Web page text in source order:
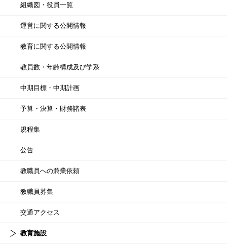
組織図・役員一覧
運営に関する公開情報
教育に関する公開情報
教員数・年齢構成及び学系
中期目標・中期計画
予算・決算・財務諸表
規程集
公告
教職員への兼業依頼
教職員募集
交通アクセス
教育施設